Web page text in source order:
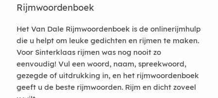
Rijmwoordenboek
Het Van Dale Rijmwoordenboek is de onlinerijmhulp
die u helpt om leuke gedichten en rijmen te maken.
Voor Sinterklaas rijmen was nog nooit zo
eenvoudig! Vul een woord, naam, spreekwoord,
gezegde of uitdrukking in, en het rijmwoordenboek
geeft u de beste rijmwoorden. Rijm en dicht zoveel